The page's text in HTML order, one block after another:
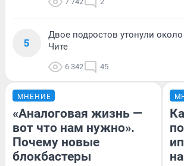
5
Двое подростов утонули
Чите
6 342 45
МНЕНИЕ
«Аналоговая жизнь —
вот что нам нужно».
Почему новые
блокбастеры